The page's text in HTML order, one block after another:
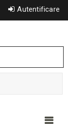
Autentificare